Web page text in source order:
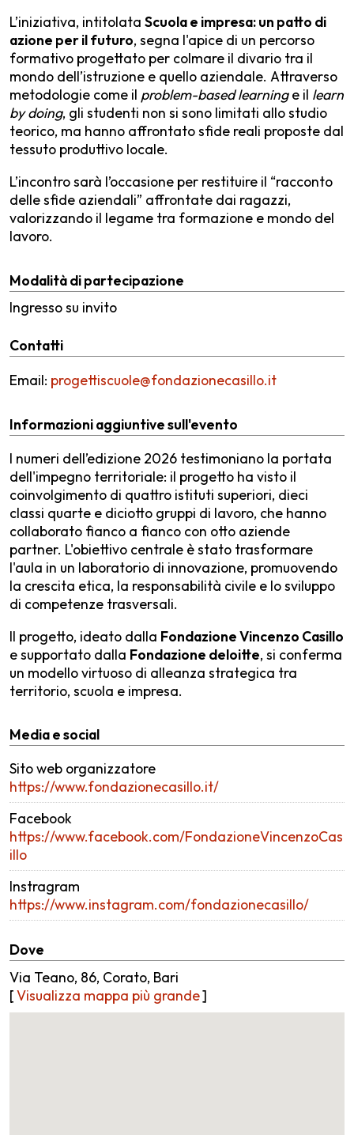
L’iniziativa, intitolata Scuola e impresa: un patto di
azione per il futuro, segna l'apice di un percorso
formativo progettato per colmare il divario tra il
mondo dell’istruzione e quello aziendale. Attraverso
metodologie come il problem-based learninge il learn
by doing, gli studenti non si sono limitati allo studio
teorico, ma hanno affrontato sfide reali proposte dal
tessuto produttivo locale.
L’incontro sarà l’occasione per restituire il “racconto
delle sfide aziendali” affrontate dai ragazzi,
valorizzando il legame tra formazione e mondo del
lavoro.
Modalità di partecipazione
Ingresso su invito
Contatti
Email: progettiscuole@fondazionecasillo.it
Informazioni aggiuntive sull'evento
I numeri dell’edizione 2026 testimoniano la portata
dell'impegno territoriale: il progetto ha visto il
coinvolgimento di quattro istituti superiori, dieci
classi quarte e diciotto gruppi di lavoro, che hanno
collaborato fianco a fianco con otto aziende
partner. L'obiettivo centrale è stato trasformare
l'aula in un laboratorio di innovazione, promuovendo
la crescita etica, la responsabilità civile e lo sviluppo
di competenze trasversali.
Il progetto, ideato dalla Fondazione Vincenzo Casillo
e supportato dalla Fondazione deloitte, si conferma
un modello virtuoso di alleanza strategica tra
territorio, scuola e impresa.
Media e social
Sito web organizzatore
https://www.fondazionecasillo.it/
Facebook
https://www.facebook.com/FondazioneVincenzoCas
illo
Instragram
https://www.instagram.com/fondazionecasillo/
Dove
Via Teano, 86, Corato, Bari
[Visualizza mappa più grande]